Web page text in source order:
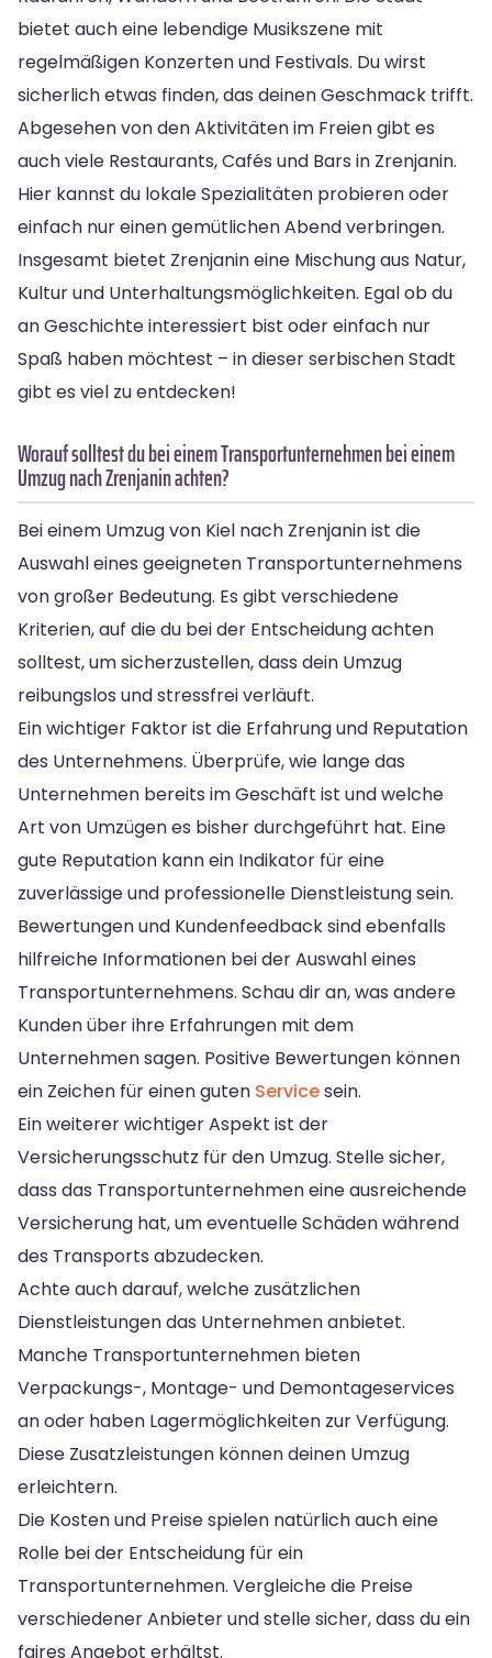
bietet auch eine lebendige Musikszene mit
regelmäßigen Konzerten und Festivals. Du wirst
sicherlich etwas finden, das deinen Geschmack trifft.
Abgesehen von den Aktivitäten im Freien gibt es
auch viele Restaurants, Cafés und Bars in Zrenjanin.
Hier kannst du lokale Spezialitäten probieren oder
einfach nur einen gemütlichen Abend verbringen.
Insgesamt bietet Zrenjanin eine Mischung aus Natur,
Kultur und Unterhaltungsmöglichkeiten. Egal ob du
an Geschichte interessiert bist oder einfach nur
Spaß haben möchtest – in dieser serbischen Stadt
gibt es viel zu entdecken!
Worauf solltest du bei einem Transportunternehmen bei einem
Umzug nach Zrenjanin achten?
Bei einem Umzug von Kiel nach Zrenjanin ist die
Auswahl eines geeigneten Transportunternehmens
von großer Bedeutung. Es gibt verschiedene
Kriterien, auf die du bei der Entscheidung achten
solltest, um sicherzustellen, dass dein Umzug
reibungslos und stressfrei verläuft.
Ein wichtiger Faktor ist die Erfahrung und Reputation
des Unternehmens. Überprüfe, wie lange das
Unternehmen bereits im Geschäft ist und welche
Art von Umzügen es bisher durchgeführt hat. Eine
gute Reputation kann ein Indikator für eine
zuverlässige und professionelle Dienstleistung sein.
Bewertungen und Kundenfeedback sind ebenfalls
hilfreiche Informationen bei der Auswahl eines
Transportunternehmens. Schau dir an, was andere
Kunden über ihre Erfahrungen mit dem
Unternehmen sagen. Positive Bewertungen können
ein Zeichen für einen guten Servicesein.
Ein weiterer wichtiger Aspekt ist der
Versicherungsschutz für den Umzug. Stelle sicher,
dass das Transportunternehmen eine ausreichende
Versicherung hat, um eventuelle Schäden während
des Transports abzudecken.
Achte auch darauf, welche zusätzlichen
Dienstleistungen das Unternehmen anbietet.
Manche Transportunternehmen bieten
Verpackungs-, Montage- und Demontageservices
an oder haben Lagermöglichkeiten zur Verfügung.
Diese Zusatzleistungen können deinen Umzug
erleichtern.
Die Kosten und Preise spielen natürlich auch eine
Rolle bei der Entscheidung für ein
Transportunternehmen. Vergleiche die Preise
verschiedener Anbieter und stelle sicher, dass du ein
faires Angebot erhältst.